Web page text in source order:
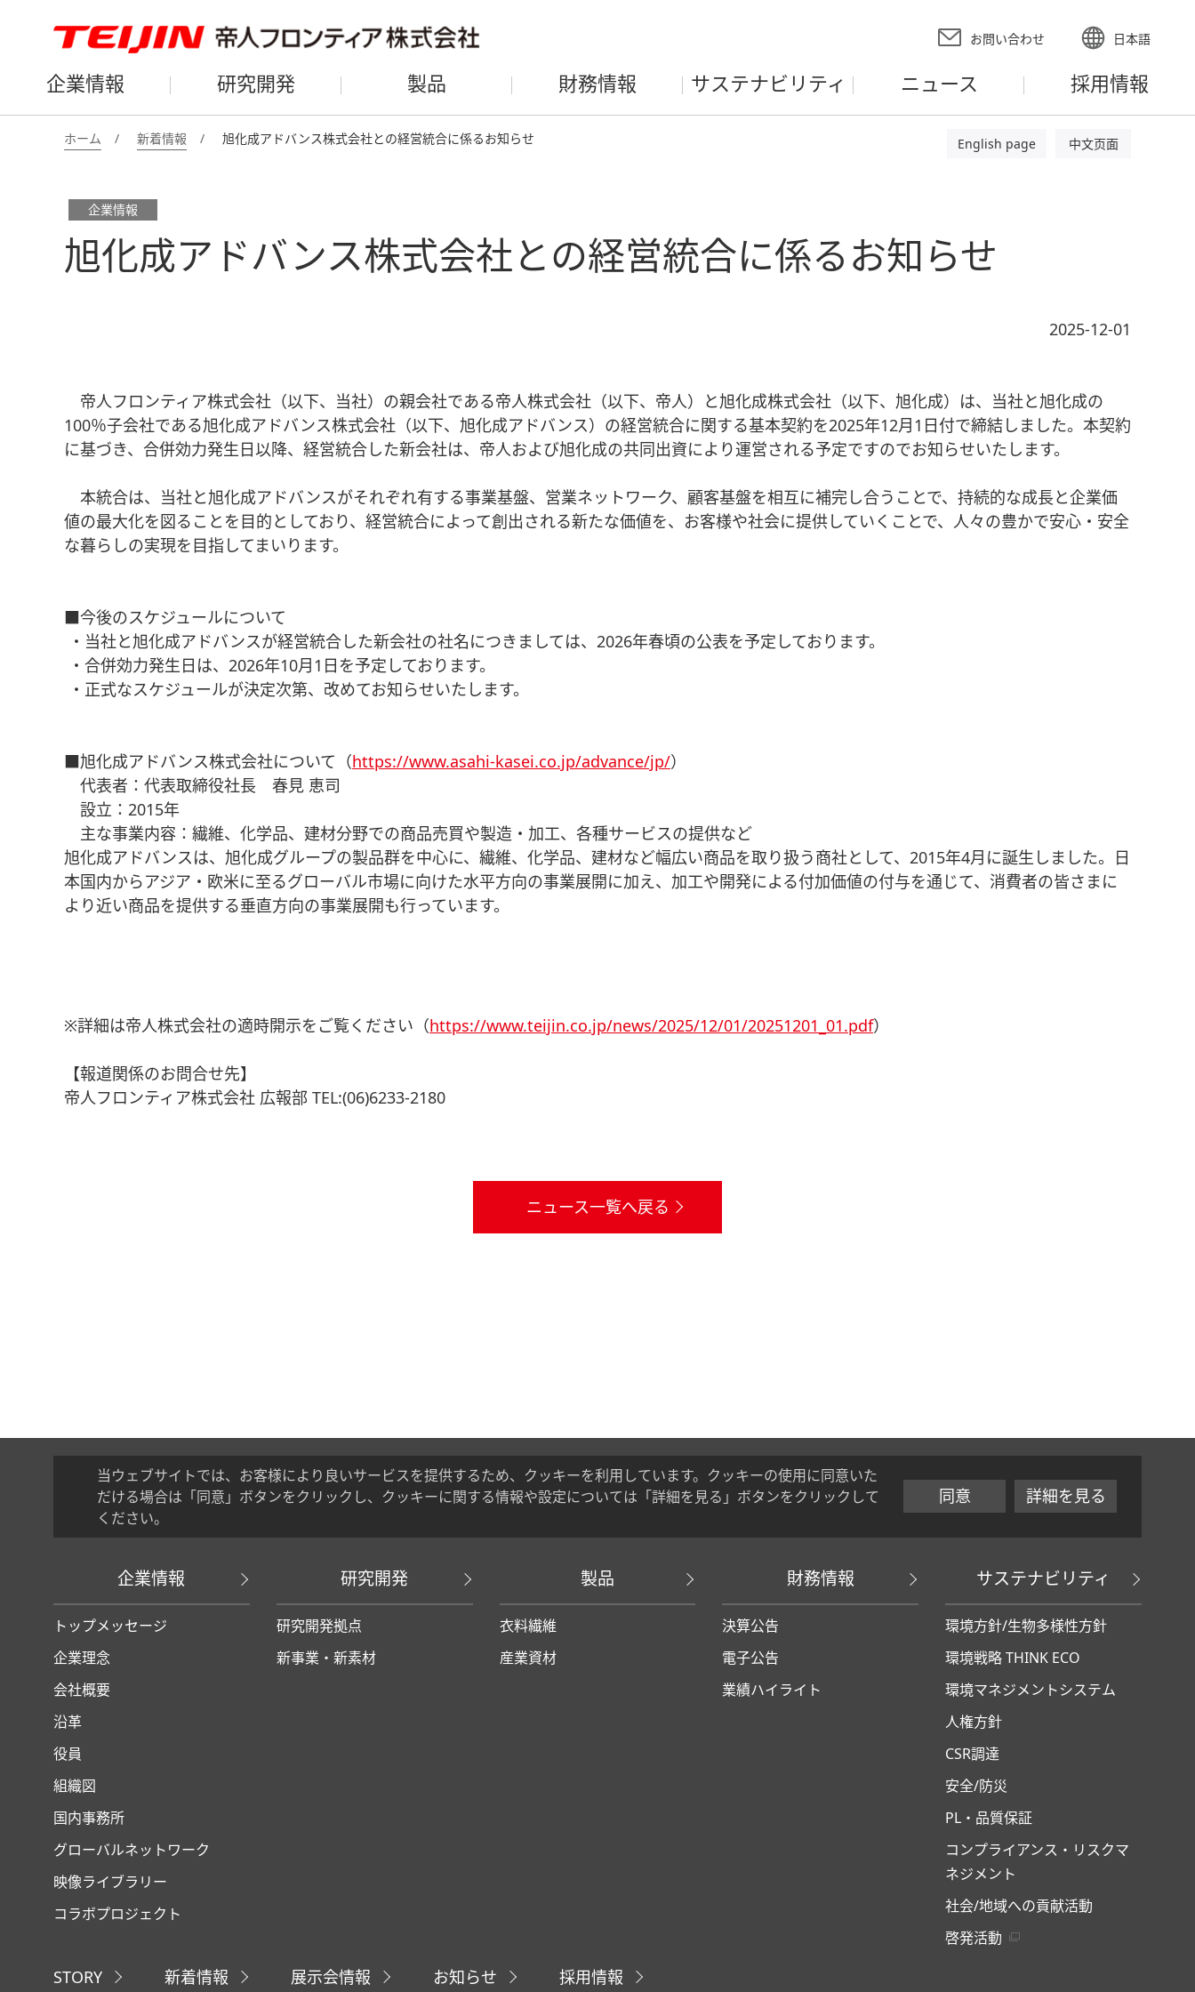
お問い合わせ 日本語
企業情報 研究開発 製品 財務情報 サステナビリティ ニュース 採用情報
ホーム 新着情報 旭化成アドバンス株式会社との経営統合に係るお知らせ English page 中文页面
企業情報
旭化成アドバンス株式会社との経営統合に係るお知らせ
2025-12-01
帝人フロンティア株式会社（以下、当社）の親会社である帝人株式会社（以下、帝人）と旭化成株式会社（以下、旭化成）は、当社と旭化成の
100％子会社である旭化成アドバンス株式会社（以下、旭化成アドバンス）の経営統合に関する基本契約を2025年12月1日付で締結しました。本契約
に基づき、合併効力発生日以降、経営統合した新会社は、帝人および旭化成の共同出資により運営される予定ですのでお知らせいたします。
本統合は、当社と旭化成アドバンスがそれぞれ有する事業基盤、営業ネットワーク、顧客基盤を相互に補完し合うことで、持続的な成長と企業価
値の最大化を図ることを目的としており、経営統合によって創出される新たな価値を、お客様や社会に提供していくことで、人々の豊かで安心・安全
な暮らしの実現を目指してまいります。
■今後のスケジュールについて
 ・当社と旭化成アドバンスが経営統合した新会社の社名につきましては、2026年春頃の公表を予定しております。
 ・合併効力発生日は、2026年10月1日を予定しております。
 ・正式なスケジュールが決定次第、改めてお知らせいたします。
■旭化成アドバンス株式会社について（https://www.asahi-kasei.co.jp/advance/jp/）
代表者：代表取締役社長 春見 恵司
設立：2015年
主な事業内容：繊維、化学品、建材分野での商品売買や製造・加工、各種サービスの提供など
旭化成アドバンスは、旭化成グループの製品群を中心に、繊維、化学品、建材など幅広い商品を取り扱う商社として、2015年4月に誕生しました。日
本国内からアジア・欧米に至るグローバル市場に向けた水平方向の事業展開に加え、加工や開発による付加価値の付与を通じて、消費者の皆さまに
より近い商品を提供する垂直方向の事業展開も行っています。
※詳細は帝人株式会社の適時開示をご覧ください（https://www.teijin.co.jp/news/2025/12/01/20251201_01.pdf）
【報道関係のお問合せ先】
帝人フロンティア株式会社 広報部 TEL:(06)6233-2180
ニュース一覧へ戻る
当ウェブサイトでは、お客様により良いサービスを提供するため、クッキーを利用しています。クッキーの使用に同意いた
だける場合は「同意」ボタンをクリックし、クッキーに関する情報や設定については「詳細を見る」ボタンをクリックして
ください。
同意 詳細を見る
企業情報
トップメッセージ
企業理念
会社概要
沿革
役員
組織図
国内事務所
グローバルネットワーク
映像ライブラリー
コラボプロジェクト
研究開発
研究開発拠点
新事業・新素材
製品
衣料繊維
産業資材
財務情報
決算公告
電子公告
業績ハイライト
サステナビリティ
環境方針/生物多様性方針
環境戦略 THINK ECO
環境マネジメントシステム
人権方針
CSR調達
安全/防災
PL・品質保証
コンプライアンス・リスクマ
ネジメント
社会/地域への貢献活動
啓発活動
STORY 新着情報 展示会情報 お知らせ 採用情報